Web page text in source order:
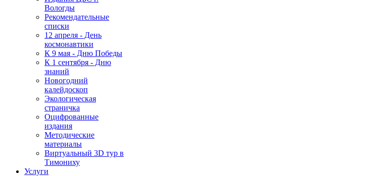
Вологды
Рекомендательные
списки
12 апреля - День
космонавтики
К 9 мая - Дню Победы
К 1 сентября - Дню
знаний
Новогодний
калейдоскоп
Экологическая
страничка
Оцифрованные
издания
Методические
материалы
Виртуальный 3D тур в
Тимониху
Услуги